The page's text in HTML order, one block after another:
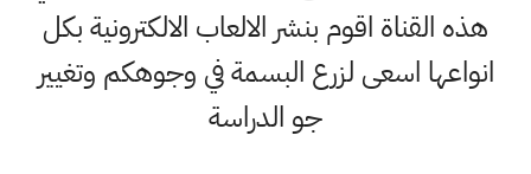
هذه القناة اقوم بنشر الالعاب الالكترونية بكل
انواعها اسعى لزرع البسمة في وجوهكم وتغيير
جو الدراسة